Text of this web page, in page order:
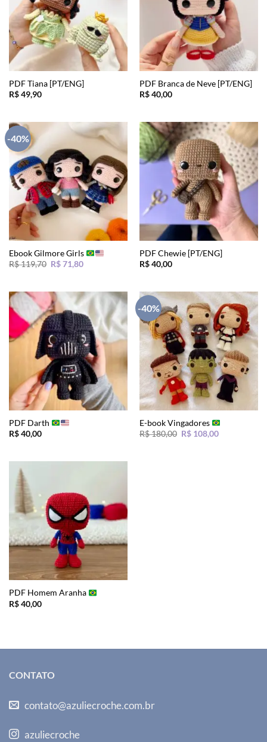
PDF Tiana [PT/ENG]
R$49,90
PDF Branca de Neve [PT/ENG]
R$40,00
-40%
Ebook Gilmore Girls
R$119,70 O
R$ 119,70.
R$71,80O
R$ 71,80.
PDF Chewie [PT/ENG]
R$40,00
PDF Darth
R$40,00
-40%
E-book Vingadores
R$180,00 O
R$108,00O
PDF Homem Aranha
R$40,00
CONTATO
contato@azuliecroche.com.br
azuliecroche